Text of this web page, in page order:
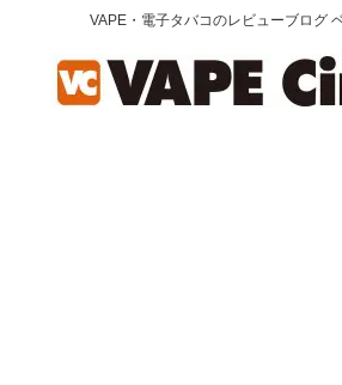
VAPE・電子タバコのレビューブログ